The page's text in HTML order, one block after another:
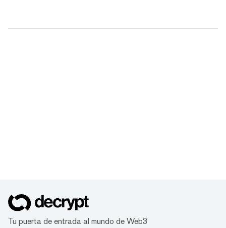
Tu puerta de entrada al mundo de Web3